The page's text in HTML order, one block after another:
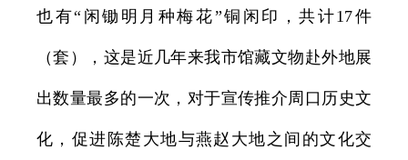
也有“闲锄明月种梅花”铜闲印，共计17件
（套），这是近几年来我市馆藏文物赴外地展
出数量最多的一次，对于宣传推介周口历史文
化，促进陈楚大地与燕赵大地之间的文化交